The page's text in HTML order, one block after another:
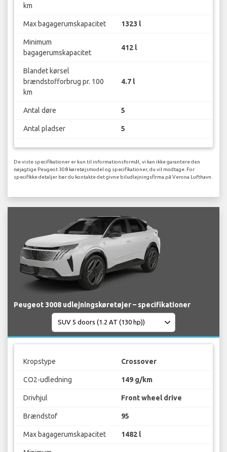
km
Max bagagerumskapacitet 1323 l
Minimum
bagagerumskapacitet
412 l
Blandet kørsel
brændstofforbrug pr. 100
km
4.7 l
Antal døre 5
Antal pladser 5
De viste specifikationer er kun til informationsformål, vi kan ikke garantere den
nøjagtige Peugeot 308 køretøjsmodel og specifikationer, du vil modtage. For
specifikke detaljer bør du kontakte det givne biludlejningsfirma på Verona Lufthavn.
Peugeot 3008 udlejningskøretøjer – specifikationer
Kropstype Crossover
CO2-udledning 149 g/km
Drivhjul Front wheel drive
Brændstof 95
Max bagagerumskapacitet 1482 l